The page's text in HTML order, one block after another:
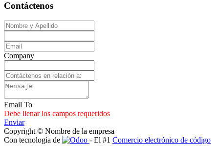
Contáctenos
Company
Email To
Debe llenar los campos requeridos
Enviar
Copyright © Nombre de la empresa
Con tecnología de
- El #1 Comercio electrónico de código